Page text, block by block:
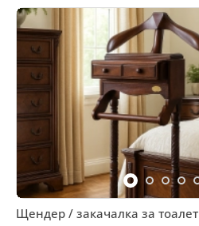
Щендер / закачалка за тоалет